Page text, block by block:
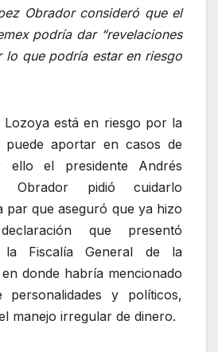
Obrador consideró que el
podría dar “revelaciones
lo que podría estar en riesgo
Lozoya está en riesgo por la
puede aportar en casos de
ello el presidente Andrés
Obrador pidió cuidarlo
par que aseguró que ya hizo
que presentó
la Fiscalía General de la
donde habría mencionado
personalidades y políticos,
manejo irregular de dinero.